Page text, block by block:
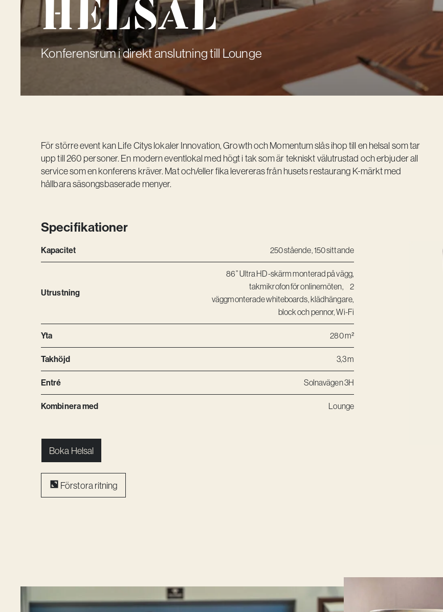
Helsal
Konferensrum i direkt anslutning till Lounge
För större event kan Life Citys lokaler Innovation, Growth och Momentum slås ihop till en helsal som tar
upp till 260 personer. En modern eventlokal med högt i tak som är tekniskt välutrustad och erbjuder all
service som en konferens kräver. Mat och/eller fika levereras från husets restaurang K-märkt med
hållbara säsongsbaserade menyer.
Specifikationer
Kapacitet 250 stående, 150 sittande
Utrustning
86” Ultra HD-skärm monterad på vägg,
takmikrofon för onlinemöten, 2
väggmonterade whiteboards, klädhängare,
block och pennor, Wi-Fi
Yta 280 m²
Takhöjd 3,3 m
Entré Solnavägen 3H
Kombinera med Lounge
Boka Helsal
Förstora ritning